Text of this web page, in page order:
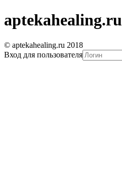
aptekahealing.ru
© aptekahealing.ru 2018
Вход для пользователя